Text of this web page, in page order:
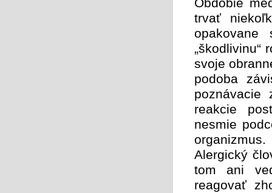
Obdobie
trvať
„škodlivinu“
svoje
podoba
poznávacie
reakcie
nesmie
organizmus.
Alergický
tom ani
reagovať